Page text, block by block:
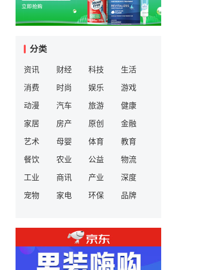
分类
资讯 财经 科技 生活
消费 时尚 娱乐 游戏
动漫 汽车 旅游 健康
家居 房产 原创 金融
艺术 母婴 体育 教育
餐饮 农业 公益 物流
工业 商讯 产业 深度
宠物 家电 环保 品牌